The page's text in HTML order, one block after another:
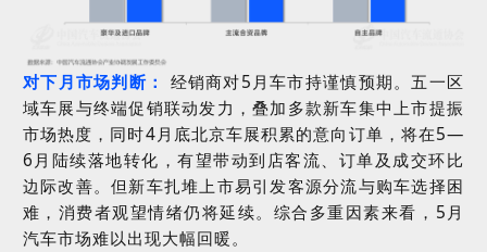
对下月市场判断： 经销商对5月车市持谨慎预期。五一区
域车展与终端促销联动发力，叠加多款新车集中上市提振
市场热度，同时4月底北京车展积累的意向订单，将在5—
6月陆续落地转化，有望带动到店客流、订单及成交环比
边际改善。但新车扎堆上市易引发客源分流与购车选择困
难，消费者观望情绪仍将延续。综合多重因素来看， 5月
汽车市场难以出现大幅回暖。